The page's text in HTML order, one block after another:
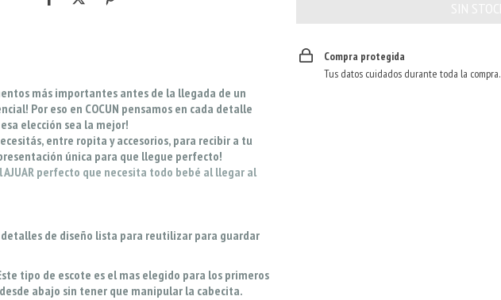
más importantes antes de la llegada de un
Por eso en COCUN pensamos en cada detalle
elección sea la mejor!
entre ropita y accesorios, para recibir a tu
única para que llegue perfecto!
perfecto que necesita todo bebé al llegar al
detalles de diseño lista para reutilizar para guardar
tipo de escote es el mas elegido para los primeros
abajo sin tener que manipular la cabecita.
Compra protegida
Tus datos cuidados durante toda la compra.